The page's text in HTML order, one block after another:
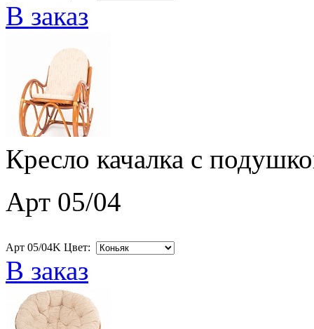
В заказ
Кресло качалка с
Арт 05/04
Арт 05/04K Цвет:
В заказ